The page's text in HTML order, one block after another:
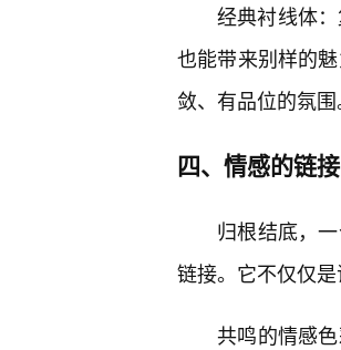
经典衬线体
也能带来别样的
敛、有品位的氛
四、情感的链
归根结底，
链接。它不仅仅
共鸣的情感